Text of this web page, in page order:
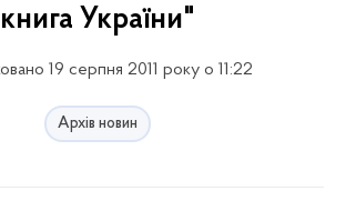
книга України"
19 серпня 2011 року о 11:22
Архів новин